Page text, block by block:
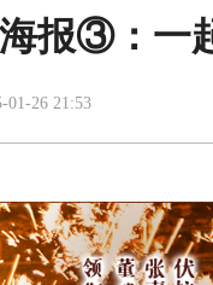
海报③：一
01-26 21:53